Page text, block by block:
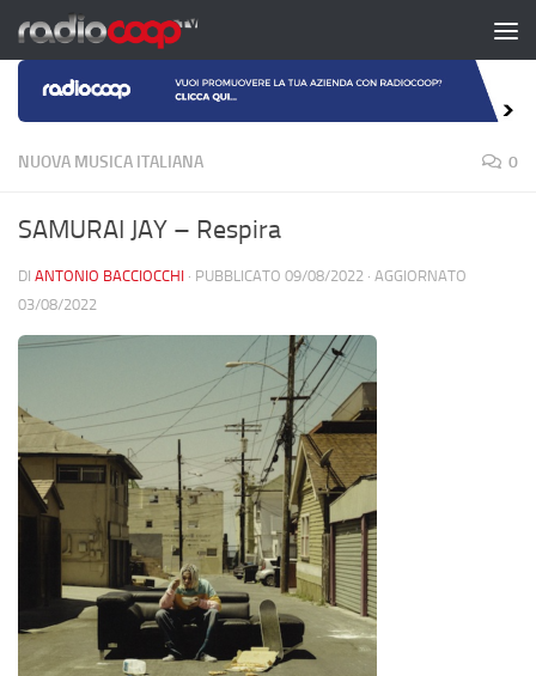
Salta al contenuto
NUOVA MUSICA ITALIANA 0
SAMURAI JAY – Respira
DI ANTONIO BACCIOCCHI · PUBBLICATO 09/08/2022 · AGGIORNATO
03/08/2022